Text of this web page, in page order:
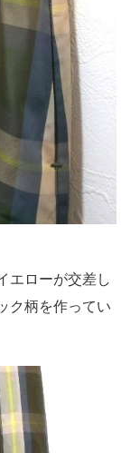
エローが交差し
ク柄を作ってい